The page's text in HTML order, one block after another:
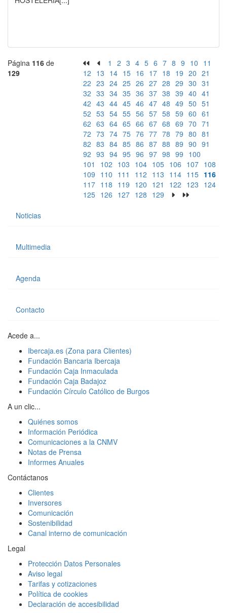
Página 116 de
129
1 2 3 4 5 6 7 8 9 10 11
12 13 14 15 16 17 18 19 20 21
22 23 24 25 26 27 28 29 30 31
32 33 34 35 36 37 38 39 40 41
42 43 44 45 46 47 48 49 50 51
52 53 54 55 56 57 58 59 60 61
62 63 64 65 66 67 68 69 70 71
72 73 74 75 76 77 78 79 80 81
82 83 84 85 86 87 88 89 90 91
92 93 94 95 96 97 98 99 100
101
102 103 104 105 106 107 108
109 110 111 112 113 114 115 116
117 118 119 120 121 122 123 124
125 126 127 128 129
Noticias
Multimedia
Agenda
Contacto
Acede a...
Ibercaja.es (Zona para Clientes)
Fundación Bancaria Ibercaja
Fundación Caja Inmaculada
Fundación Caja Badajoz
Fundación Círculo Católico de Burgos
A un clic...
Quiénes somos
Información Periódica
Comunicaciones a la CNMV
Notas de Prensa
Informes Anuales
Contáctanos
Clientes
Inversores
Comunicación
Sostenibilidad
Canal interno de comunicación
Legal
Protección Datos Personales
Aviso legal
Tarifas y cotizaciones
Política de cookies
Declaración de accesibilidad